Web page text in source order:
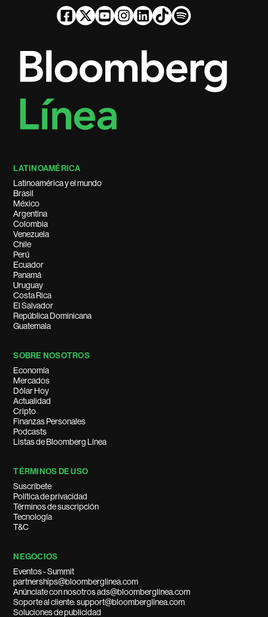
LATINOAMÉRICA
Latinoamérica y el mundo
Brasil
México
Argentina
Colombia
Venezuela
Chile
Perú
Ecuador
Panamá
Uruguay
Costa Rica
El Salvador
República Dominicana
Guatemala
SOBRE NOSOTROS
Economía
Mercados
Dólar Hoy
Actualidad
Cripto
Finanzas Personales
Podcasts
Listas de Bloomberg Línea
TÉRMINOS DE USO
Suscríbete
Política de privacidad
Términos de suscripción
Tecnología
T&C
NEGOCIOS
Eventos - Summit
partnerships@bloomberglinea.com
Anúnciate con nosotros ads@bloomberglinea.com
Soporte al cliente: support@bloomberglinea.com
Soluciones de publicidad